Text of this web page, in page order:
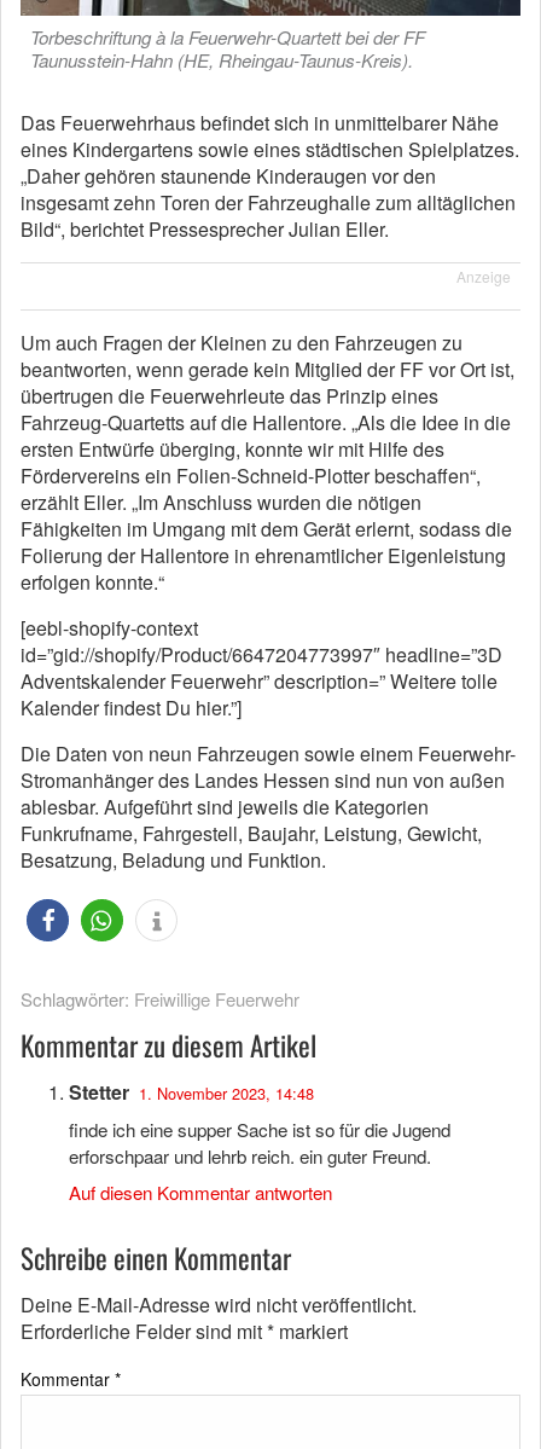
Torbeschriftung à la Feuerwehr-Quartett bei der FF
Taunusstein-Hahn (HE, Rheingau-Taunus-Kreis).
Das Feuerwehrhaus befindet sich in unmittelbarer Nähe
eines Kindergartens sowie eines städtischen Spielplatzes.
„Daher gehören staunende Kinderaugen vor den
insgesamt zehn Toren der Fahrzeughalle zum alltäglichen
Bild“, berichtet Pressesprecher Julian Eller.
Anzeige
Um auch Fragen der Kleinen zu den Fahrzeugen zu
beantworten, wenn gerade kein Mitglied der FF vor Ort ist,
übertrugen die Feuerwehrleute das Prinzip eines
Fahrzeug-Quartetts auf die Hallentore. „Als die Idee in die
ersten Entwürfe überging, konnte wir mit Hilfe des
Fördervereins ein Folien-Schneid-Plotter beschaffen“,
erzählt Eller. „Im Anschluss wurden die nötigen
Fähigkeiten im Umgang mit dem Gerät erlernt, sodass die
Folierung der Hallentore in ehrenamtlicher Eigenleistung
erfolgen konnte.“
[eebl-shopify-context
id=”gid://shopify/Product/6647204773997″ headline=”3D
Adventskalender Feuerwehr” description=” Weitere tolle
Kalender findest Du hier.”]
Die Daten von neun Fahrzeugen sowie einem Feuerwehr-
Stromanhänger des Landes Hessen sind nun von außen
ablesbar. Aufgeführt sind jeweils die Kategorien
Funkrufname, Fahrgestell, Baujahr, Leistung, Gewicht,
Besatzung, Beladung und Funktion.
Schlagwörter: Freiwillige Feuerwehr
Kommentar zu diesem Artikel
Stetter 1. November 2023, 14:48
finde ich eine supper Sache ist so für die Jugend
erforschpaar und lehrb reich. ein guter Freund.
Auf diesen Kommentar antworten
Schreibe einen Kommentar
Deine E-Mail-Adresse wird nicht veröffentlicht.
Erforderliche Felder sind mit* markiert
Kommentar *